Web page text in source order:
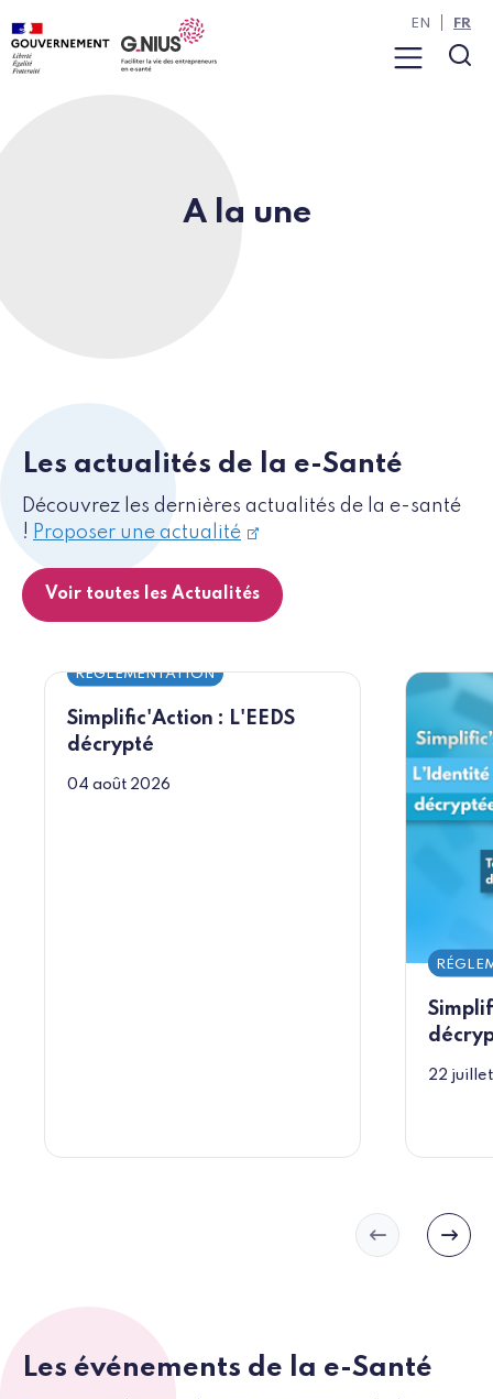
Panneau de gestion des cookies
Aller au contenu
Aller à la navigation
Menu
EN FR
A la une
Les actualités de la e-Santé
Découvrez les dernières actualités de la e-santé
! Proposer une actualité
Voir toutes les Actualités
Simplific'Action : L'EEDS
décrypté
RÉGLEMENTATION
04 août 2026
22
Slide
Les événements de la e-Santé